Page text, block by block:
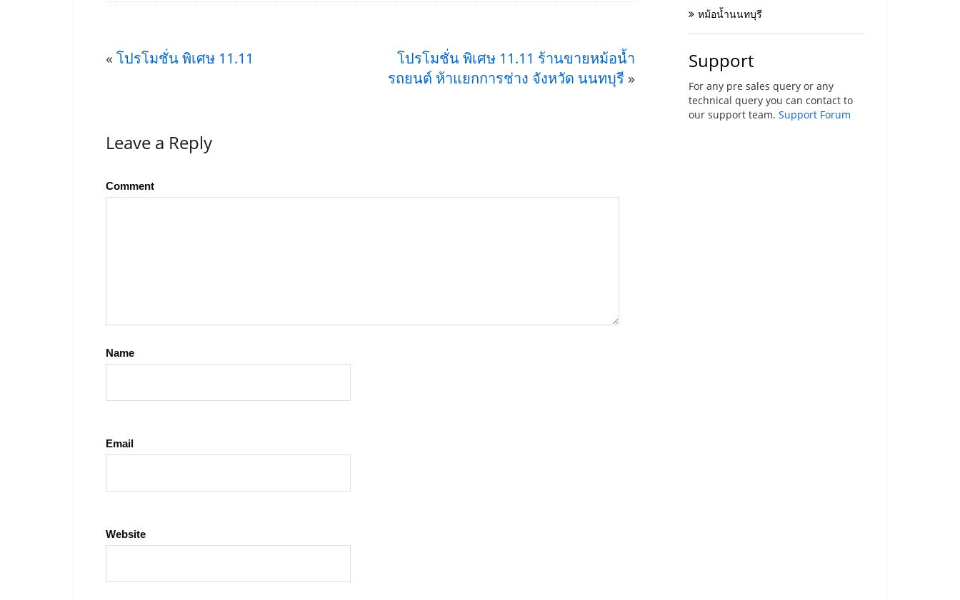
« โปรโมชั่น พิเศษ 11.11
โปรโมชั่น พิเศษ 11.11 ร้านขายหม้อน้ำ
รถยนต์ ห้าแยกการช่าง จังหวัด นนทบุรี »
Leave a Reply
Comment
Name
Email
Website
หม้อน้ำนนทบุรี
Support
For any pre sales query or any
technical query you can contact to
our support team. Support Forum